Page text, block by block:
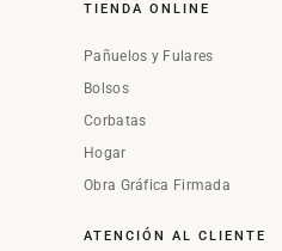
TIENDA ONLINE
Pañuelos y Fulares
Bolsos
Corbatas
Hogar
Obra Gráfica Firmada
ATENCIÓN AL CLIENTE